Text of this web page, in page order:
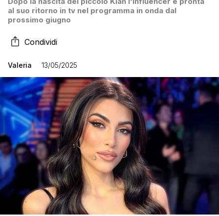
al suo ritorno in tv nel programma in onda dal
prossimo giugno
Condividi
Valeria 13/05/2025